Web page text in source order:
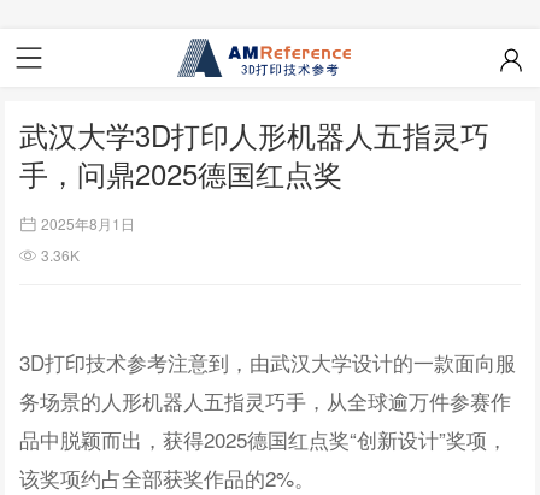
武汉大学3D打印人形机器人五指灵巧
手，问鼎2025德国红点奖
2025年8月1日
3.36K
3D打印技术参考注意到，由武汉大学设计的一款面向服
务场景的人形机器人五指灵巧手，从全球逾万件参赛作
品中脱颖而出，获得2025德国红点奖“创新设计”奖项，
该奖项约占全部获奖作品的2%。